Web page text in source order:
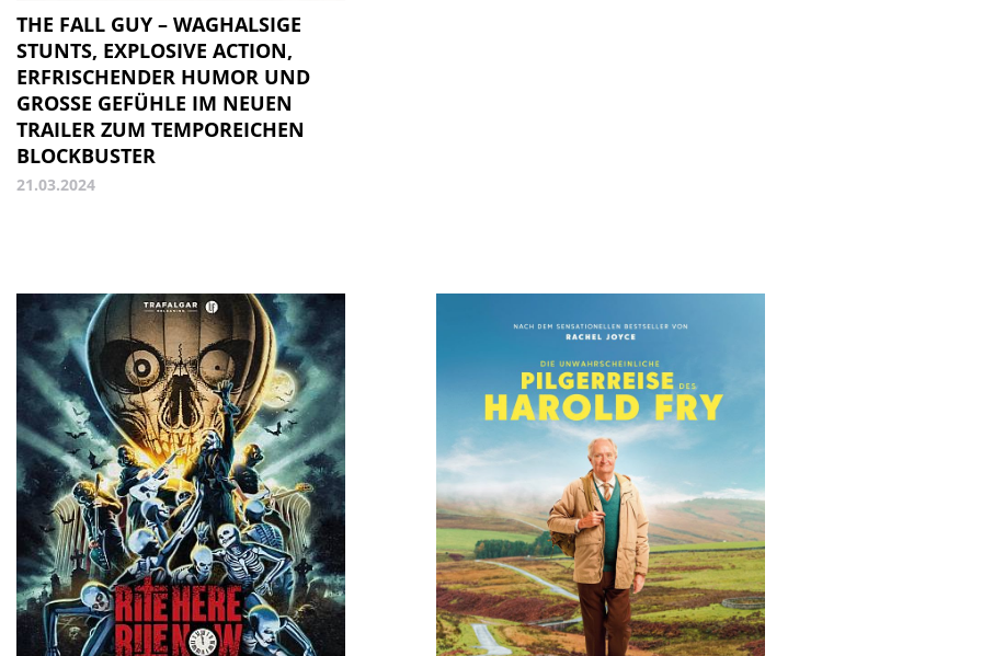
THE FALL GUY – WAGHALSIGE
STUNTS, EXPLOSIVE ACTION,
ERFRISCHENDER HUMOR UND
GROSSE GEFÜHLE IM NEUEN T
RAILER ZUM TEMPOREICHEN B
LOCKBUSTER
21.03.2024